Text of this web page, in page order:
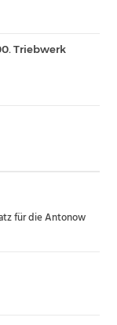
Triebwerk
für die Antonow